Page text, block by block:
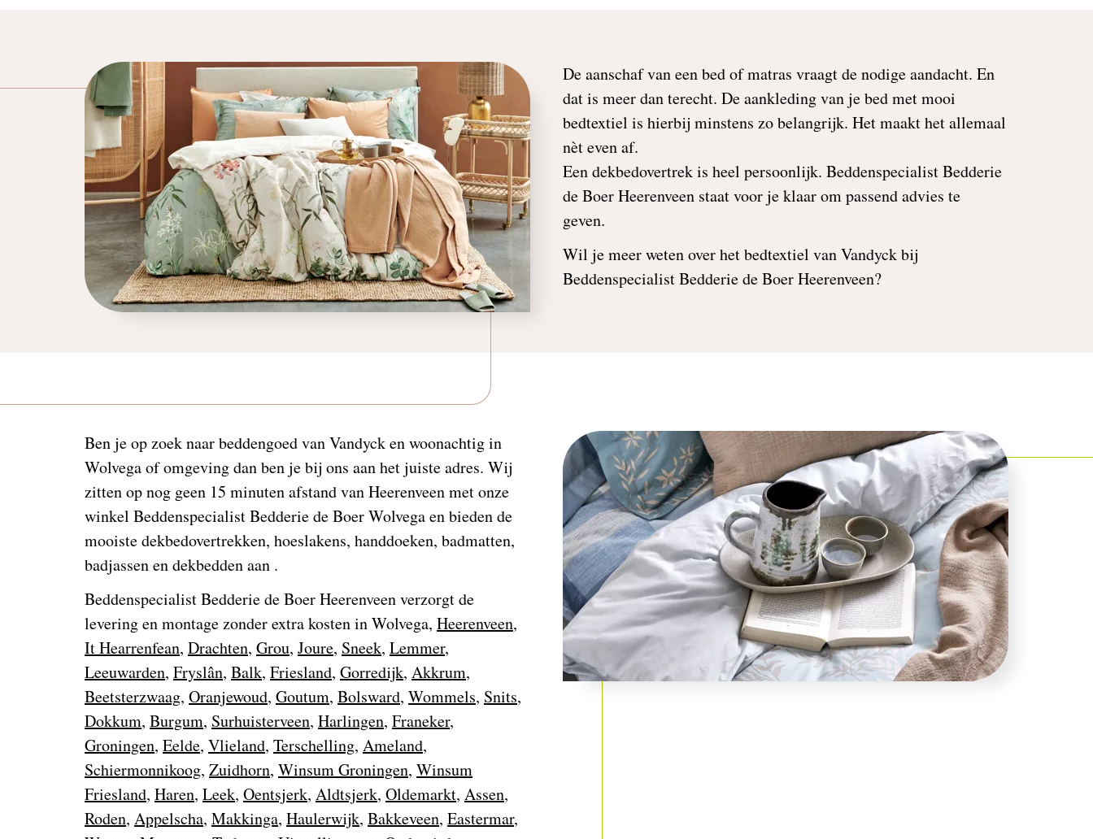
De aanschaf van een bed of matras vraagt de nodige aandacht. En
dat is meer dan terecht. De aankleding van je bed met mooi
bedtextiel is hierbij minstens zo belangrijk. Het maakt het allemaal
nèt even af.
Een dekbedovertrek is heel persoonlijk. Beddenspecialist Bedderie
de Boer Heerenveen staat voor je klaar om passend advies te
geven.
Wil je meer weten over het bedtextiel van Vandyck bij
Beddenspecialist Bedderie de Boer Heerenveen?
Ben je op zoek naar beddengoed van Vandyck en woonachtig in
Wolvega of omgeving dan ben je bij ons aan het juiste adres. Wij
zitten op nog geen 15 minuten afstand van Heerenveen met onze
winkel Beddenspecialist Bedderie de Boer Wolvega en bieden de
mooiste dekbedovertrekken, hoeslakens, handdoeken, badmatten,
badjassen en dekbedden aan .
Beddenspecialist Bedderie de Boer Heerenveen verzorgt de
levering en montage zonder extra kosten in Wolvega, Heerenveen,
It Hearrenfean, Drachten, Grou, Joure, Sneek, Lemmer,
Leeuwarden, Fryslân, Balk, Friesland, Gorredijk, Akkrum,
Beetsterzwaag, Oranjewoud, Goutum, Bolsward, Wommels, Snits,
Dokkum, Burgum, Surhuisterveen, Harlingen, Franeker,
Groningen, Eelde, Vlieland, Terschelling, Ameland,
Schiermonnikoog, Zuidhorn, Winsum Groningen, Winsum
Friesland, Haren, Leek, Oentsjerk, Aldtsjerk, Oldemarkt, Assen,
Roden, Appelscha, Makkinga, Haulerwijk, Bakkeveen, Eastermar,